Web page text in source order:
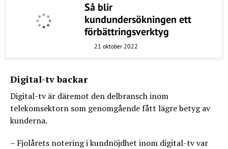
Så blir
kundundersökningen ett
förbättringsverktyg
21 oktober 2022
Digital-tv backar
Digital-tv är däremot den delbransch inom
telekomsektorn som genomgående fått lägre betyg av
kunderna.
– Fjolårets notering i kundnöjdhet inom digital-tv var